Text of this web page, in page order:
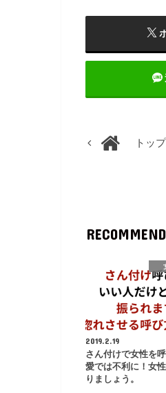
トッ
RECOMMEND
2019.2.19
さん付けで女性を
愛では不利に！女
りましょう。